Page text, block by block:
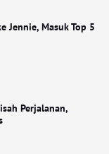
Jennie, Masuk Top 5
Perjalanan,